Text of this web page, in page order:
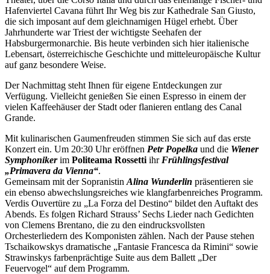
Hafenviertel Cavana führt Ihr Weg bis zur Kathedrale San Giusto,
die sich imposant auf dem gleichnamigen Hügel erhebt. Über
Jahrhunderte war Triest der wichtigste Seehafen der
Habsburgermonarchie. Bis heute verbinden sich hier italienische
Lebensart, österreichische Geschichte und mitteleuropäische Kultur
auf ganz besondere Weise.
Der Nachmittag steht Ihnen für eigene Entdeckungen zur
Verfügung. Vielleicht genießen Sie einen Espresso in einem der
vielen Kaffeehäuser der Stadt oder flanieren entlang des Canal
Grande.
Mit kulinarischen Gaumenfreuden stimmen Sie sich auf das erste
Konzert ein. Um 20:30 Uhr eröffnen Petr Popelka und die Wiener
Symphonikerim Politeama Rossetti ihr Frühlingsfestival
„Primavera da Vienna“.
Gemeinsam mit der Sopranistin Alina Wunderlin präsentieren sie
ein ebenso abwechslungsreiches wie klangfarbenreiches Programm.
Verdis Ouvertüre zu „La Forza del Destino“ bildet den Auftakt des
Abends. Es folgen Richard Strauss’ Sechs Lieder nach Gedichten
von Clemens Brentano, die zu den eindrucksvollsten
Orchesterliedern des Komponisten zählen. Nach der Pause stehen
Tschaikowskys dramatische „Fantasie Francesca da Rimini“ sowie
Strawinskys farbenprächtige Suite aus dem Ballett „Der
Feuervogel“ auf dem Programm.